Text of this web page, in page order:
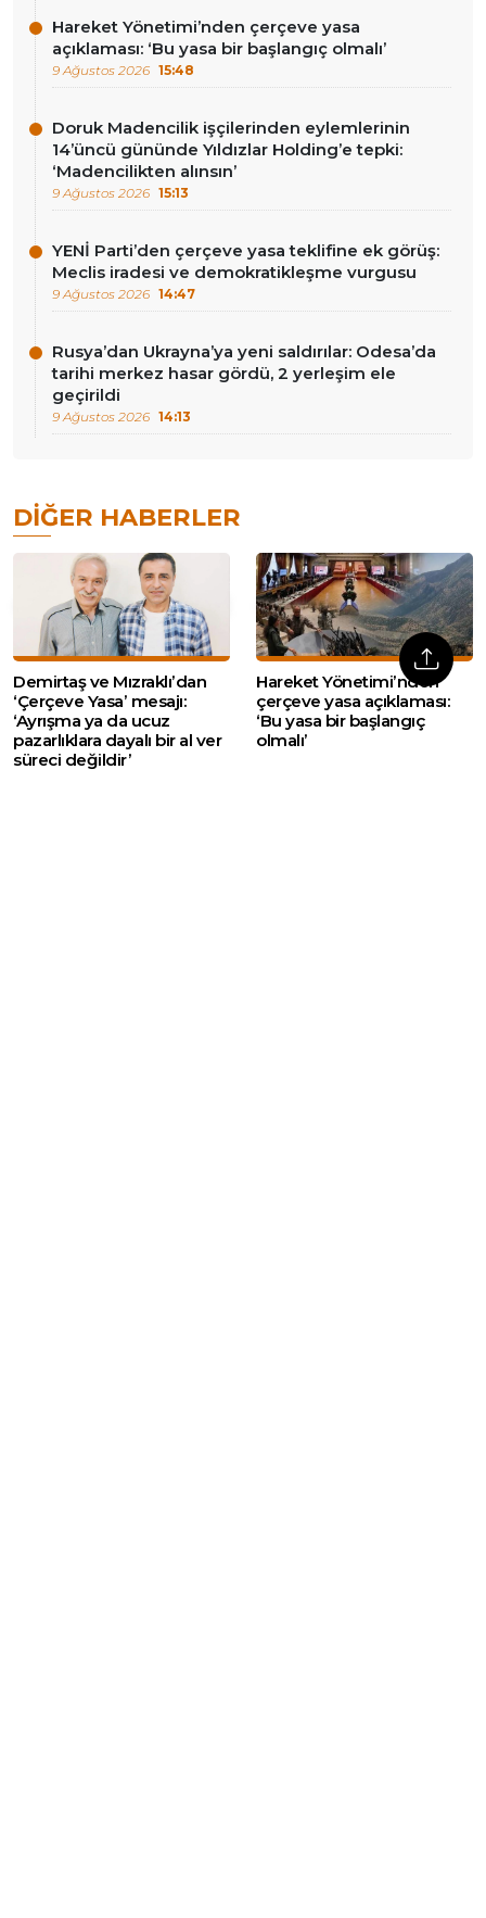
Hareket Yönetimi’nden çerçeve yasa
açıklaması: ‘Bu yasa bir başlangıç olmalı’
9 Ağustos 2026 15:48
Doruk Madencilik işçilerinden eylemlerinin
14’üncü gününde Yıldızlar Holding’e tepki:
‘Madencilikten alınsın’
9 Ağustos 2026 15:13
YENİ Parti’den çerçeve yasa teklifine ek görüş:
Meclis iradesi ve demokratikleşme vurgusu
9 Ağustos 2026 14:47
Rusya’dan Ukrayna’ya yeni saldırılar: Odesa’da
tarihi merkez hasar gördü, 2 yerleşim ele
geçirildi
9 Ağustos 2026 14:13
DIĞER HABERLER
Demirtaş ve Mızraklı’dan
‘Çerçeve Yasa’ mesajı:
‘Ayrışma ya da ucuz
pazarlıklara dayalı bir al ver
süreci değildir’
Hareket Yönetimi’nden
çerçeve yasa açıklaması:
‘Bu yasa bir başlangıç
olmalı’